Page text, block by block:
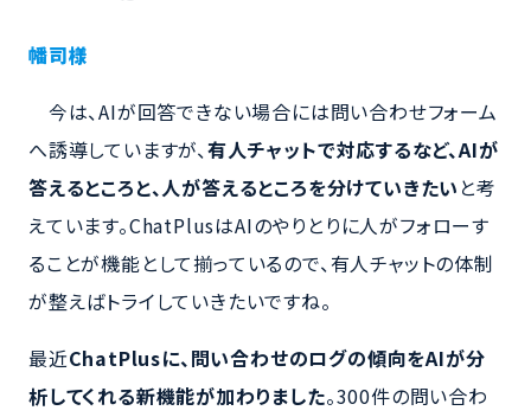
幡司様
今は、AIが回答できない場合には問い合わせフォーム
へ誘導していますが、有人チャットで対応するなど、AIが
答えるところと、人が答えるところを分けていきたい と考
えています。ChatPlusはAIのやりとりに人がフォローす
ることが機能として揃っているので、有人チャットの体制
が整えばトライしていきたいですね。
最近ChatPlusに、問い合わせのログの傾向をAIが分
析してくれる新機能が加わりました。300件の問い合わ